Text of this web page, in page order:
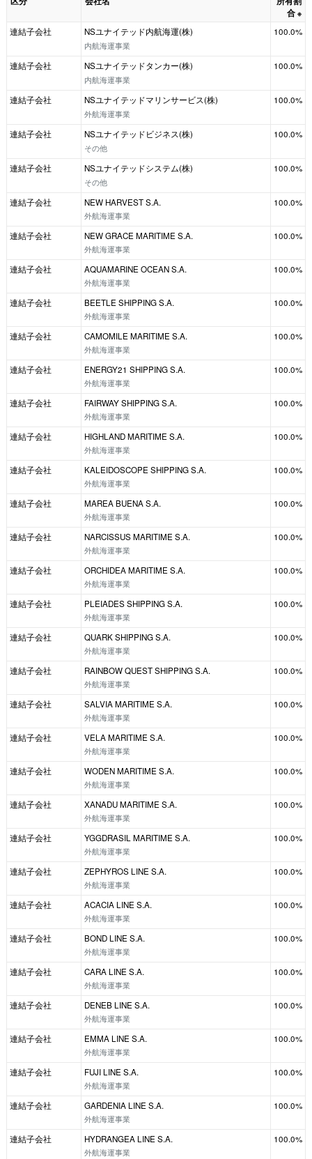
合 ※
連結子会社
NSユナイテッド内航海運(株)
内航海運事業
100.0%
連結子会社
NSユナイテッドタンカー(株)
内航海運事業
100.0%
連結子会社
NSユナイテッドマリンサービス(株)
外航海運事業
100.0%
連結子会社
NSユナイテッドビジネス(株)
その他
100.0%
連結子会社
NSユナイテッドシステム(株)
その他
100.0%
連結子会社
NEW HARVEST S.A.
外航海運事業
100.0%
連結子会社
NEW GRACE MARITIME S.A.
外航海運事業
100.0%
連結子会社
AQUAMARINE OCEAN S.A.
外航海運事業
100.0%
連結子会社
BEETLE SHIPPING S.A.
外航海運事業
100.0%
連結子会社
CAMOMILE MARITIME S.A.
外航海運事業
100.0%
連結子会社
ENERGY21 SHIPPING S.A.
外航海運事業
100.0%
連結子会社
FAIRWAY SHIPPING S.A.
外航海運事業
100.0%
連結子会社
HIGHLAND MARITIME S.A.
外航海運事業
100.0%
連結子会社
KALEIDOSCOPE SHIPPING S.A.
外航海運事業
100.0%
連結子会社
MAREA BUENA S.A.
外航海運事業
100.0%
連結子会社
NARCISSUS MARITIME S.A.
外航海運事業
100.0%
連結子会社
ORCHIDEA MARITIME S.A.
外航海運事業
100.0%
連結子会社
PLEIADES SHIPPING S.A.
外航海運事業
100.0%
連結子会社
QUARK SHIPPING S.A.
外航海運事業
100.0%
連結子会社
RAINBOW QUEST SHIPPING S.A.
外航海運事業
100.0%
連結子会社
SALVIA MARITIME S.A.
外航海運事業
100.0%
連結子会社
VELA MARITIME S.A.
外航海運事業
100.0%
連結子会社
WODEN MARITIME S.A.
外航海運事業
100.0%
連結子会社
XANADU MARITIME S.A.
外航海運事業
100.0%
連結子会社
YGGDRASIL MARITIME S.A.
外航海運事業
100.0%
連結子会社
ZEPHYROS LINE S.A.
外航海運事業
100.0%
連結子会社
ACACIA LINE S.A.
外航海運事業
100.0%
連結子会社
BOND LINE S.A.
外航海運事業
100.0%
連結子会社
CARA LINE S.A.
外航海運事業
100.0%
連結子会社
DENEB LINE S.A.
外航海運事業
100.0%
連結子会社
EMMA LINE S.A.
外航海運事業
100.0%
連結子会社
FUJI LINE S.A.
外航海運事業
100.0%
連結子会社
GARDENIA LINE S.A.
外航海運事業
100.0%
連結子会社
HYDRANGEA LINE S.A.
外航海運事業
100.0%